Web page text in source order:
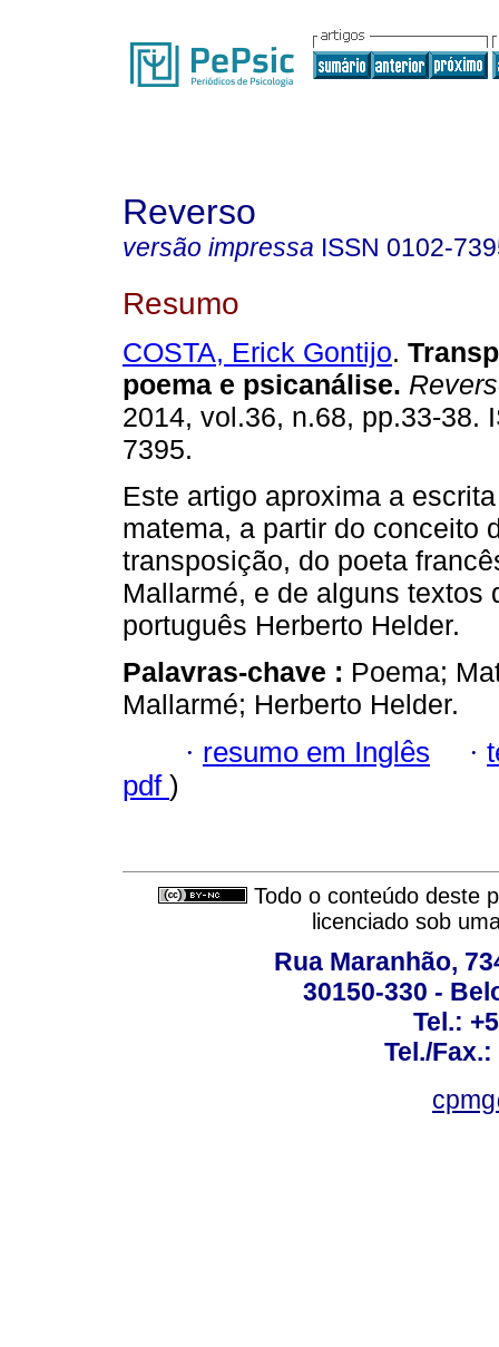
Reverso
versão impressa ISSN 0102-
Resumo
COSTA, Erick Gontijo.
poema e psicanálise.
2014, vol.36, n.68, pp.33-38.
7395.
Este artigo aproxima a
matema, a partir do conceito
transposição, do poeta
Mallarmé, e de alguns textos
português Herberto Helder.
Palavras-chave : Poema;
Mallarmé; Herberto Helder.
· resumo em Inglês ·
pdf )
Todo o conteúdo deste
licenciado sob
Rua Maranhão,
30150-330 -
Tel.:
Tel./Fax.: